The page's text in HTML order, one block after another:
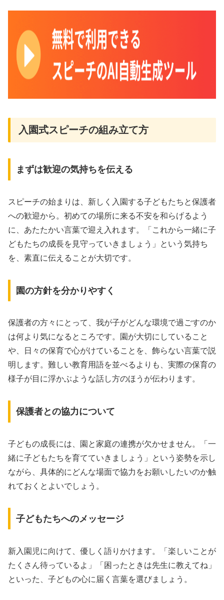
入園式スピーチの組み立て方
まずは歓迎の気持ちを伝える
スピーチの始まりは、新しく入園する子どもたちと保護者
への歓迎から。初めての場所に来る不安を和らげるよう
に、あたたかい言葉で迎え入れます。「これから一緒に子
どもたちの成長を見守っていきましょう」という気持ち
を、素直に伝えることが大切です。
園の方針を分かりやすく
保護者の方々にとって、我が子がどんな環境で過ごすのか
は何より気になるところです。園が大切にしていること
や、日々の保育で心がけていることを、飾らない言葉で説
明します。難しい教育用語を並べるよりも、実際の保育の
様子が目に浮かぶような話し方のほうが伝わります。
保護者との協力について
子どもの成長には、園と家庭の連携が欠かせません。「一
緒に子どもたちを育てていきましょう」という姿勢を示し
ながら、具体的にどんな場面で協力をお願いしたいのか触
れておくとよいでしょう。
子どもたちへのメッセージ
新入園児に向けて、優しく語りかけます。「楽しいことが
たくさん待っているよ」「困ったときは先生に教えてね」
といった、子どもの心に届く言葉を選びましょう。